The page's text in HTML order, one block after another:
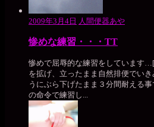
2009年3月4日 人間便器あや
惨めな練習・・・TT
惨めで屈辱的な練習をしています
を拡げ、立ったまま自然排便でい
うにぶら下げたまま３分間耐える
の命令で練習し...